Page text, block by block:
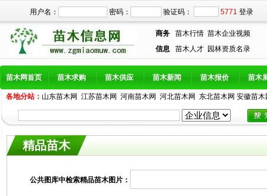
用户名： 密码： 验证码： 5771 登录
商务 苗木行情 苗木企业视频
信息 苗木人才 园林资质名录
苗木网首页 苗木求购 苗木供应 苗木新闻 苗木报价 苗木
各地分站： 山东苗木网 江苏苗木网 河南苗木网 河北苗木网 东北苗木网 安徽苗木
精品苗木
公共图库中检索精品苗木图片：